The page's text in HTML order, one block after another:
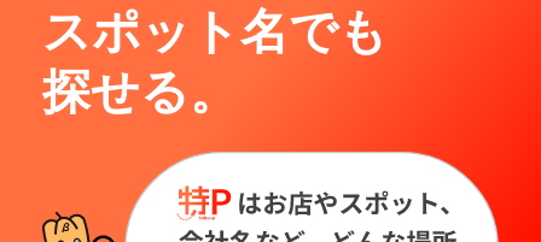
スポット名でも
探せる。